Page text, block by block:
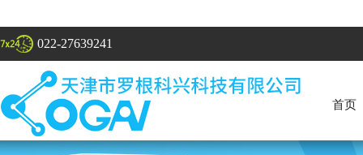
022-27639241
首页